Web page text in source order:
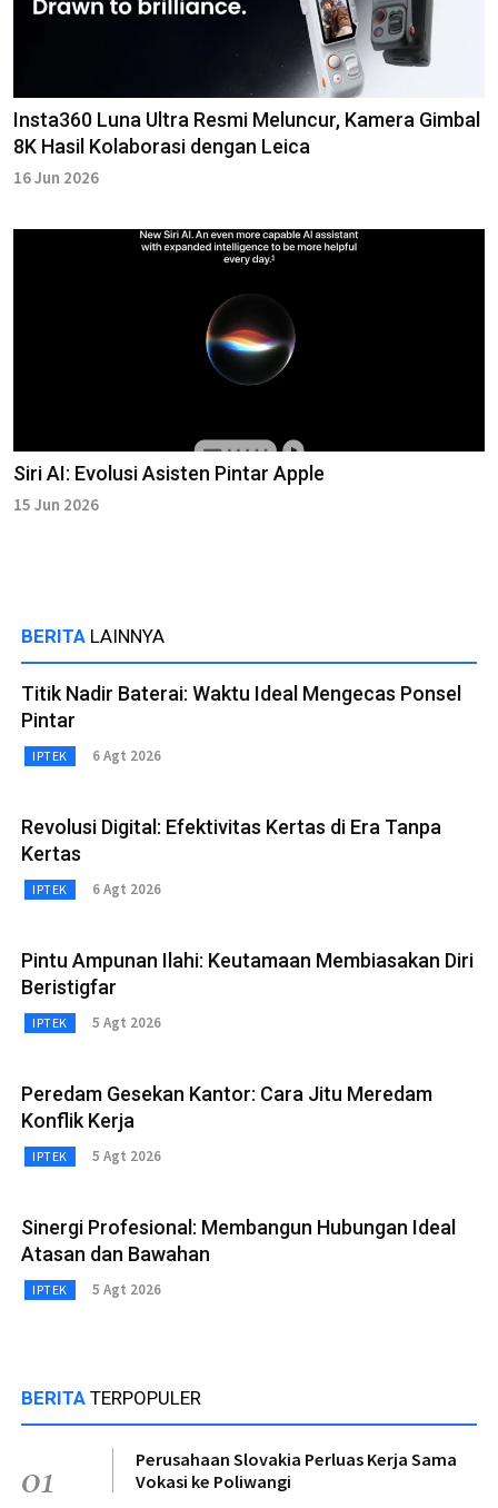
Insta360 Luna Ultra Resmi Meluncur, Kamera Gimbal
8K Hasil Kolaborasi dengan Leica
16 Jun 2026
Siri AI: Evolusi Asisten Pintar Apple
15 Jun 2026
BERITA LAINNYA
Titik Nadir Baterai: Waktu Ideal Mengecas Ponsel
Pintar
IPTEK 6 Agt 2026
Revolusi Digital: Efektivitas Kertas di Era Tanpa
Kertas
IPTEK 6 Agt 2026
Pintu Ampunan Ilahi: Keutamaan Membiasakan Diri
Beristigfar
IPTEK 5 Agt 2026
Peredam Gesekan Kantor: Cara Jitu Meredam
Konflik Kerja
IPTEK 5 Agt 2026
Sinergi Profesional: Membangun Hubungan Ideal
Atasan dan Bawahan
IPTEK 5 Agt 2026
BERITA TERPOPULER
01
Perusahaan Slovakia Perluas Kerja Sama
Vokasi ke Poliwangi